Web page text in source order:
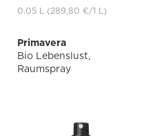
0.05 L (289,80 €/1 L)
Primavera
Bio Lebenslust,
Raumspray